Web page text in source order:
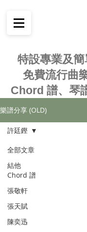
特設專業及
免費流行曲
Chord 譜、琴
樂譜分享 (OLD)
全部文章
結他
Chord 譜
張敬軒
張天賦
陳奕迅
許廷鏗